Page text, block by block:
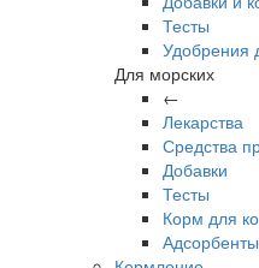
Тесты
Удобрения
Для морских
←
Лекарства
Средства
Добавки
Тесты
Корм для
Адсорбенты